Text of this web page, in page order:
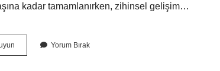
kadar tamamlanırken, zihinsel gelişim…
Gelişimi
Yorum Bırak